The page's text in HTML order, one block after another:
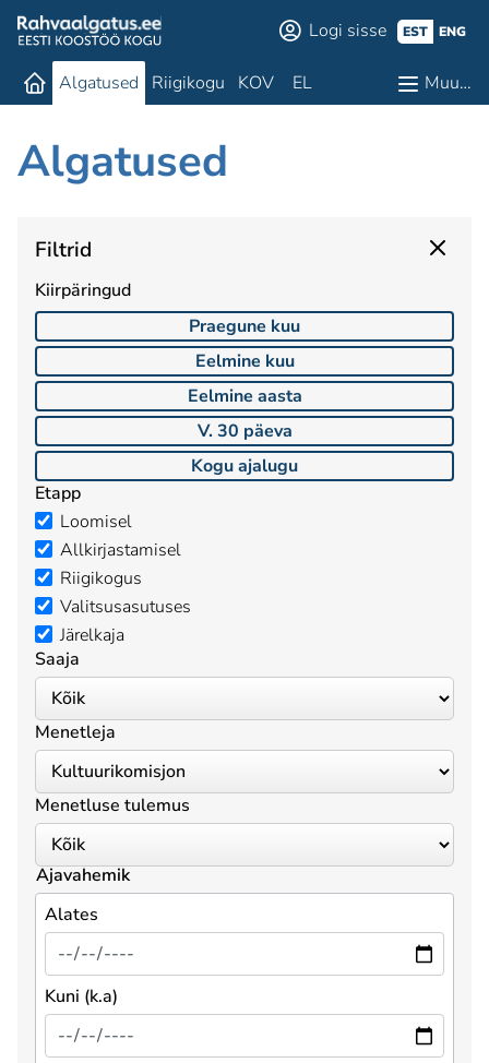
Logi sisse EST ENG
Algatused Riigikogu KOV EL Muu…
Algatused
Filtrid
Kiirpäringud
Praegune kuu
Eelmine kuu
Eelmine aasta
V. 30 päeva
Kogu ajalugu
Etapp
Loomisel
Allkirjastamisel
Riigikogus
Valitsusasutuses
Järelkaja
Saaja
Menetleja
Menetluse tulemus
Ajavahemik
Alates
Kuni (k.a)